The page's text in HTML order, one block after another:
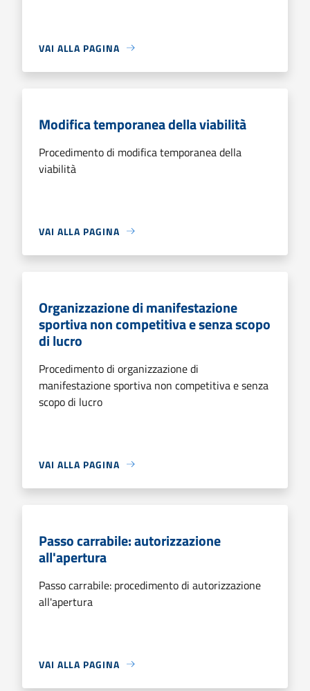
VAI ALLA PAGINA
Modifica temporanea della viabilità
Procedimento di modifica temporanea della
viabilità
VAI ALLA PAGINA
Organizzazione di manifestazione
sportiva non competitiva e senza scopo
di lucro
Procedimento di organizzazione di
manifestazione sportiva non competitiva e senza
scopo di lucro
VAI ALLA PAGINA
Passo carrabile: autorizzazione
all'apertura
Passo carrabile: procedimento di autorizzazione
all'apertura
VAI ALLA PAGINA